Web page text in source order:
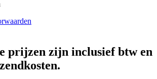
prijzen zijn inclusief btw en